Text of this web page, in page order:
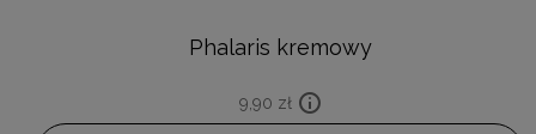
Phalaris kremowy
9,90 zł